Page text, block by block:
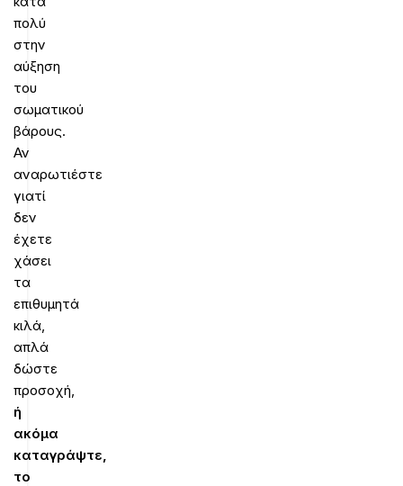
πολύ
στην
αύξηση
του
σωματικού
βάρους.
Αν
αναρωτιέστε
γιατί
δεν
έχετε
χάσει
τα
επιθυμητά
κιλά,
απλά
δώστε
προσοχή,
ή
ακόμα
καταγράψτε,
το